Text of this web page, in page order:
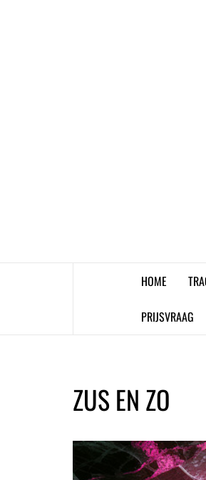
HOME
PRIJSVRAAG
ZUS EN ZO